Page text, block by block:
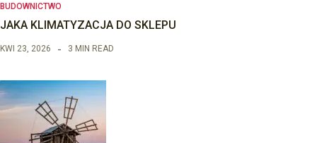
BUDOWNICTWO
JAKA KLIMATYZACJA DO SKLEPU
KWI 23, 2026 3 MIN READ